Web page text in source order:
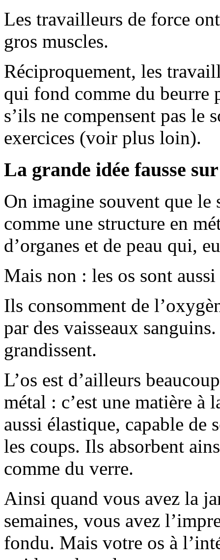
Les travailleurs de force
gros muscles.
Réciproquement, les
qui fond comme du beurre
s’ils ne compensent pas le
exercices (voir plus loin).
La grande idée fausse
On imagine souvent que le
comme une structure en
d’organes et de peau qui,
Mais non : les os sont
Ils consomment de
par des vaisseaux
grandissent.
L’os est d’ailleurs
métal : c’est une matière à
aussi élastique, capable de
les coups. Ils absorbent
comme du verre.
Ainsi quand vous avez la
semaines, vous avez
fondu. Mais votre os à